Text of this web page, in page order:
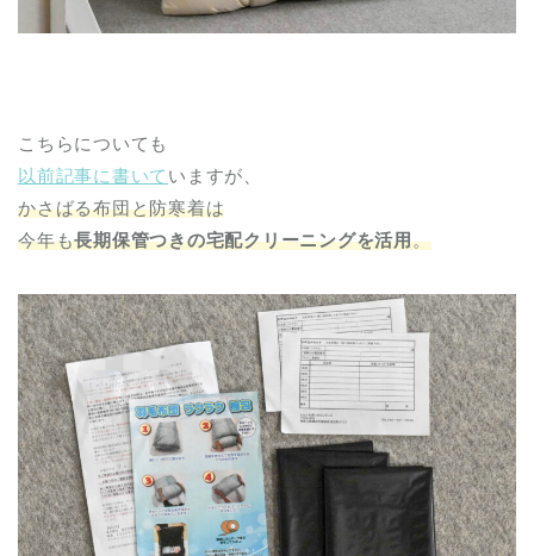
こちらについても
以前記事に書いて いますが、
かさばる布団と防寒着は
今年も長期保管つきの宅配クリーニングを活用。